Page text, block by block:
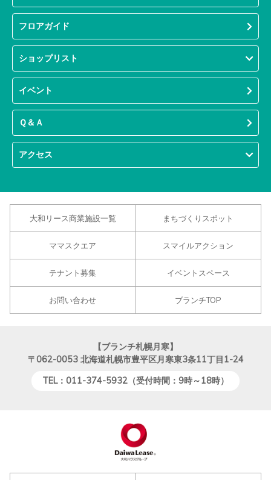
フロアガイド
ショップリスト
イベント
Ｑ＆Ａ
アクセス
大和リース商業施設一覧 まちづくりスポット
ママスクエア スマイルアクション
テナント募集 イベントスペース
お問い合わせ ブランチTOP
【ブランチ札幌月寒】
〒062-0053 北海道札幌市豊平区月寒東3条11丁目1-24
TEL：011-374-5932（受付時間：9時～18時）